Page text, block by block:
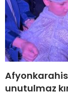
unutulmaz